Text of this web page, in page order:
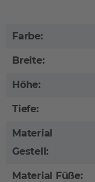
Farbe:
Breite:
Höhe:
Tiefe:
Material
Gestell:
Material Füße: